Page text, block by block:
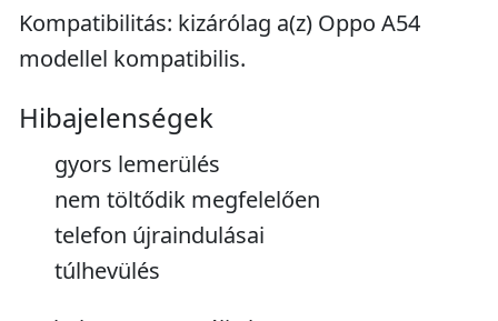
Kompatibilitás: kizárólag a(z) Oppo A54
modellel kompatibilis.
Hibajelenségek
gyors lemerülés
nem töltődik megfelelően
telefon újraindulásai
túlhevülés